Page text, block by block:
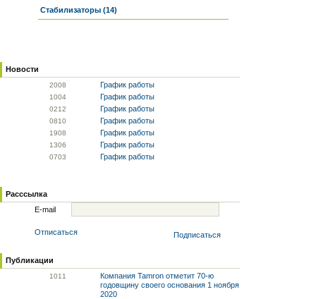
Стабилизаторы (14)
Новости
2008 График работы
1004 График работы
0212 График работы
0810 График работы
1908 График работы
1306 График работы
0703 График работы
Расссылка
E-mail
Отписаться Подписаться
Публикации
1011
Компания Tamron отметит 70-ю
годовщину своего основания 1 ноября
2020